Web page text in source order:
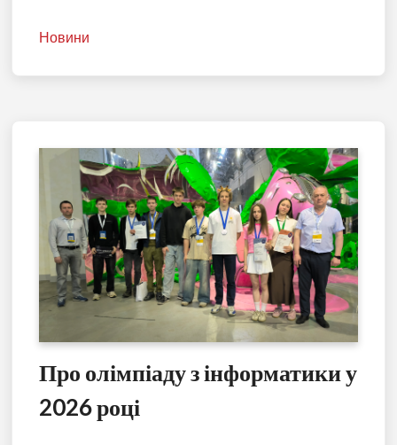
Новини
Про олімпіаду з інформатики у
2026 році